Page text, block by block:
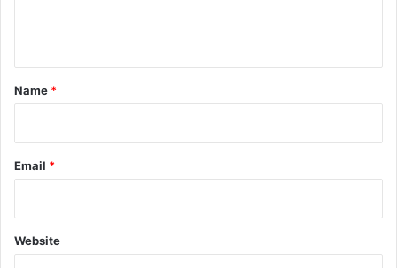
एं
*
Name *
Email *
Website